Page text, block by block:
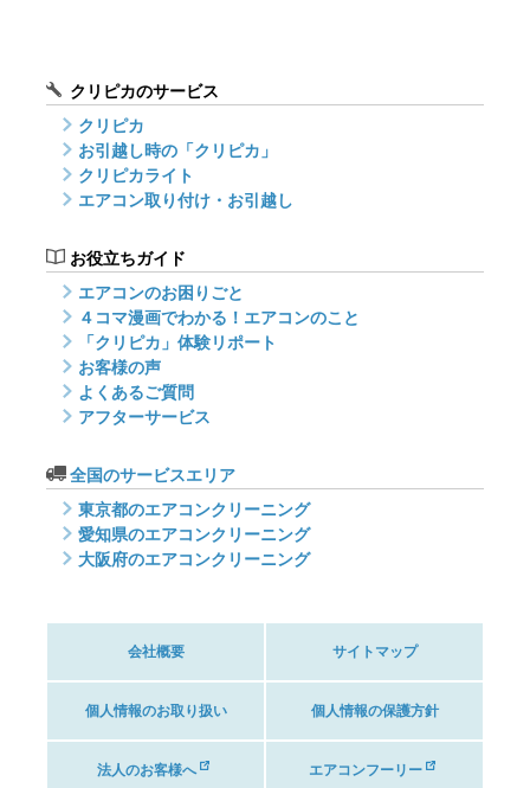
クリピカのサービス
クリピカ
お引越し時の「クリピカ」
クリピカライト
エアコン取り付け・お引越し
お役立ちガイド
エアコンのお困りごと
４コマ漫画でわかる！エアコンのこと
「クリピカ」体験リポート
お客様の声
よくあるご質問
アフターサービス
全国のサービスエリア
東京都のエアコンクリーニング
愛知県のエアコンクリーニング
大阪府のエアコンクリーニング
会社概要 サイトマップ
個人情報のお取り扱い 個人情報の保護方針
法人のお客様へ エアコンフーリー